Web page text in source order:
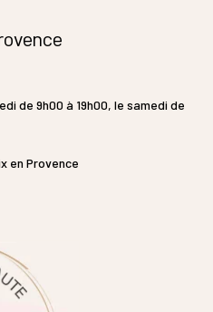
de 9h00 à 19h00, le samedi de
en Provence